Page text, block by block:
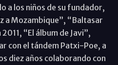
a los niños de su fundador,
a Mozambique”, “Baltasar
“El álbum de Javi”,
con el tándem Patxi-Poe, a
diez años colaborando con